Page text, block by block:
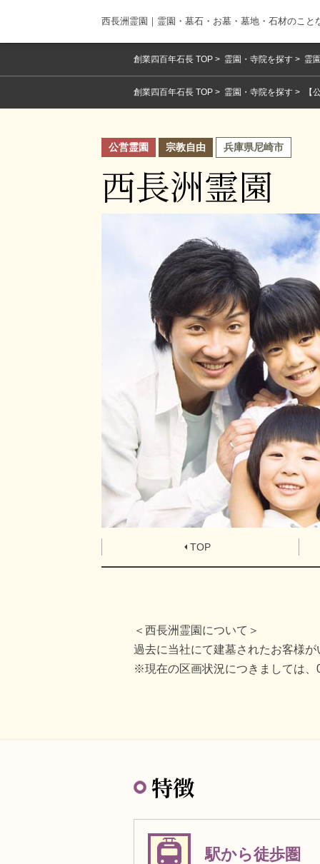
西長洲霊園｜霊園・墓石・お墓・墓地・石材のこ
創業四百年石長 TOP 霊園・寺院を探す 霊
創業四百年石長 TOP 霊園・寺院を探す 【
公営霊園 宗教自由 兵庫県尼崎市
西長洲霊園
TOP
＜西長洲霊園について＞
過去に当社にて建墓されたお客様
※現在の区画状況につきましては
特徴
駅から徒歩圏